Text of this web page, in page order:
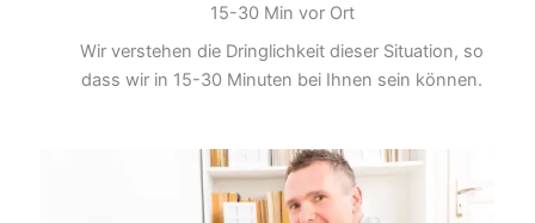
15-30 Min vor Ort
Wir verstehen die Dringlichkeit dieser Situation, so
dass wir in 15-30 Minuten bei Ihnen sein können.